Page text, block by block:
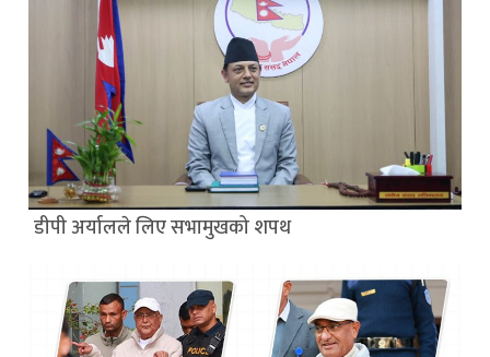
डीपी अर्यालले लिए सभामुखको शपथ